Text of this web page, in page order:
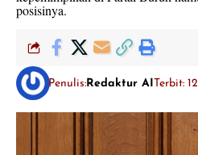
posisinya.
Penulis: Redaktur AITerbit: